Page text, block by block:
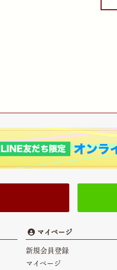
マイページ
新規会員登録
マイページ